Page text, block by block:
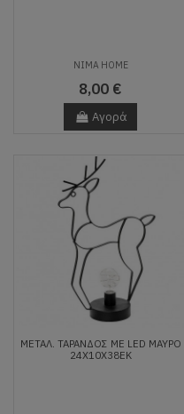
NIMA HOME
8,00 €
Αγορά
ΜΕΤΑΛ. ΤΑΡΑΝΔΟΣ ΜΕ LED ΜΑΥΡΟ
24Χ10Χ38ΕΚ